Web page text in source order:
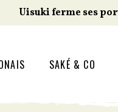
Uisuki ferme ses
SAKÉ & CO